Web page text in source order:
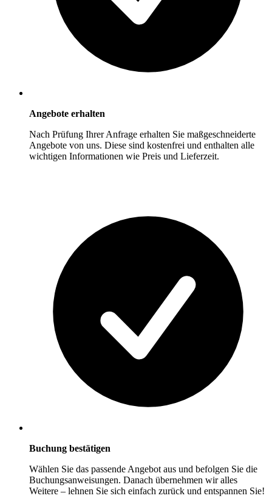
Angebote erhalten
Nach Prüfung Ihrer Anfrage erhalten Sie maßgeschneiderte
Angebote von uns. Diese sind kostenfrei und enthalten alle
wichtigen Informationen wie Preis und Lieferzeit.
Buchung bestätigen
Wählen Sie das passende Angebot aus und befolgen Sie die
Buchungsanweisungen. Danach übernehmen wir alles
Weitere – lehnen Sie sich einfach zurück und entspannen Sie!